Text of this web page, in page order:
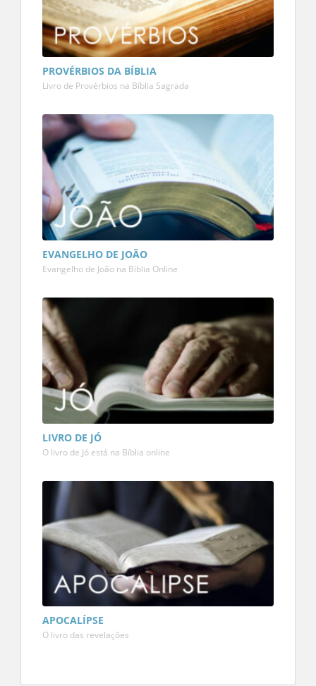
PROVÉRBIOS DA BÍBLIA
Livro de Provérbios na Bíblia Sagrada
EVANGELHO DE JOÃO
Evangelho de João na Bíblia Online
LIVRO DE JÓ
O livro de Jó está na Bíblia online
APOCALÍPSE
O livro das revelações